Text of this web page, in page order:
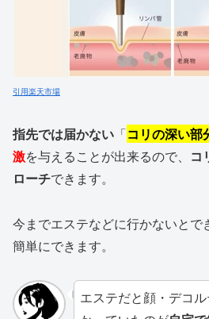
引用楽天市場
指先では届かない 「コリの深い部
激を与えることが出来るので、 コ
ローチできます。
今までエステなどに行かないとで
簡単にできます。
エステだと顔・デコ